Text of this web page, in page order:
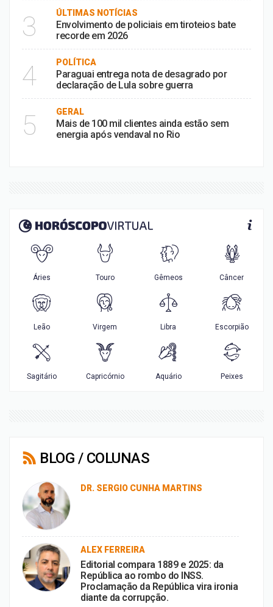
3 ÚLTIMAS NOTÍCIAS
Envolvimento de policiais em tiroteios bate
recorde em 2026
4 POLÍTICA
Paraguai entrega nota de desagrado por
declaração de Lula sobre guerra
5 GERAL
Mais de 100 mil clientes ainda estão sem
energia após vendaval no Rio
BLOG / COLUNAS
DR. SERGIO CUNHA MARTINS
ALEX FERREIRA
Editorial compara 1889 e 2025: da
República ao rombo do INSS.
Proclamação da República vira ironia
diante da corrupção.